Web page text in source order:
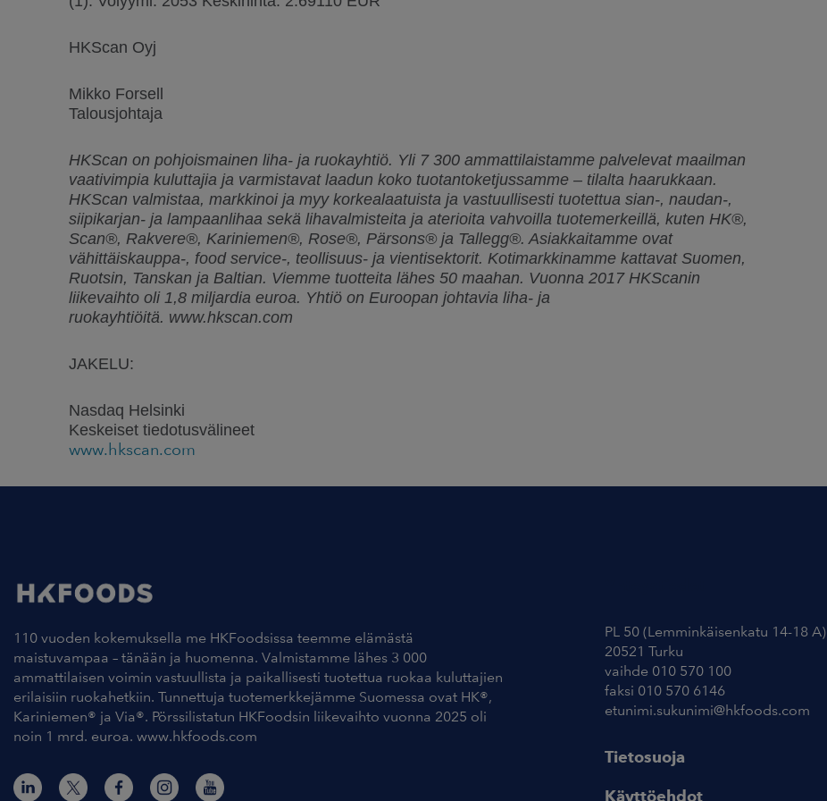
HKScan Oyj
Mikko Forsell
Talousjohtaja
HKScan on pohjoismainen liha- ja ruokayhtiö. Yli 7 300 ammattilaistamme palvelevat maailman
vaativimpia kuluttajia ja varmistavat laadun koko tuotantoketjussamme – tilalta haarukkaan.
HKScan valmistaa, markkinoi ja myy korkealaatuista ja vastuullisesti tuotettua sian-, naudan-,
siipikarjan- ja lampaanlihaa sekä lihavalmisteita ja aterioita vahvoilla tuotemerkeillä, kuten HK®,
Scan®, Rakvere®, Kariniemen®, Rose®, Pärsons® ja Tallegg®. Asiakkaitamme ovat
vähittäiskauppa-, food service-, teollisuus- ja vientisektorit. Kotimarkkinamme kattavat Suomen,
Ruotsin, Tanskan ja Baltian. Viemme tuotteita lähes 50 maahan. Vuonna 2017 HKScanin
liikevaihto oli 1,8 miljardia euroa. Yhtiö on Euroopan johtavia liha- ja
ruokayhtiöitä. www.hkscan.com
JAKELU:
Nasdaq Helsinki
Keskeiset tiedotusvälineet
www.hkscan.com
110 vuoden kokemuksella me HKFoodsissa teemme elämästä
maistuvampaa – tänään ja huomenna. Valmistamme lähes 3 000
ammattilaisen voimin vastuullista ja paikallisesti tuotettua ruokaa kuluttajien
erilaisiin ruokahetkiin. Tunnettuja tuotemerkkejämme Suomessa ovat HK®,
Kariniemen® ja Via®. Pörssilistatun HKFoodsin liikevaihto vuonna 2025 oli
noin 1 mrd. euroa. www.hkfoods.com
PL 50 (Lemminkäisenkatu 14-18 A)
20521 Turku
vaihde 010 570 100
faksi 010 570 6146
etunimi.sukunimi@hkfoods.com
Tietosuoja
Käyttöehdot